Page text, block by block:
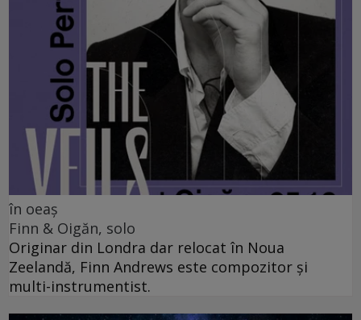
în oeaș
Finn & Oigăn, solo
Originar din Londra dar relocat în Noua
Zeelandă, Finn Andrews este compozitor și
multi-instrumentist.